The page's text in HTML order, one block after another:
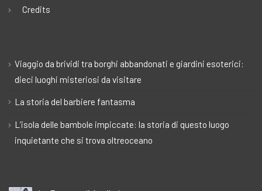
Credits
Viaggio da brividi tra borghi abbandonati e giardini esoterici:
dieci luoghi misteriosi da visitare
La storia del barbiere fantasma
L’isola delle bambole impiccate: la storia di questo luogo
inquietante che si trova oltreoceano